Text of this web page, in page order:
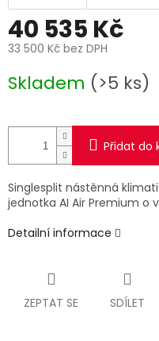
40 535 Kč
33 500 Kč bez DPH
cena:
Skladem (>5 ks)
Přidat do
Singlesplit nástěnná
jednotka AI Air Premium o
Detailní informace
ZEPTAT SE SDÍLET